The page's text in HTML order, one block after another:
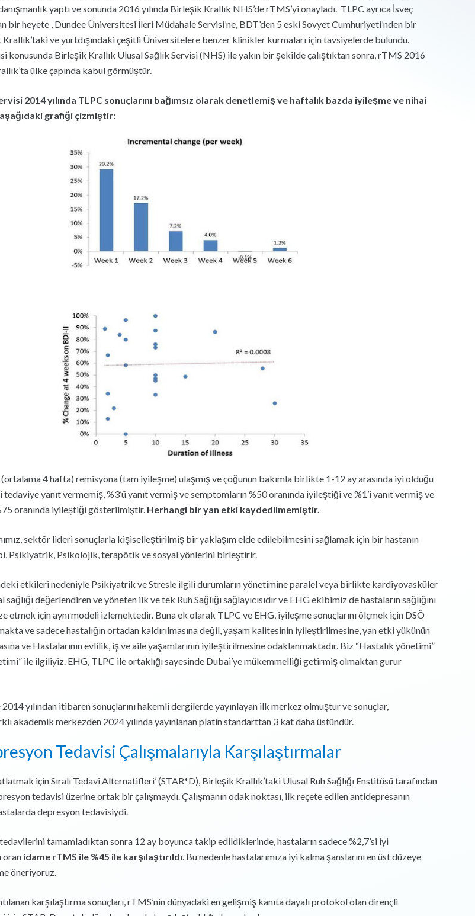
yaptı ve sonunda 2016 yılında Birleşik Krallık NHS’de rTMS’yi onayladı. TLPC ayrıca İsveç
bir heyete , Dundee Üniversitesi İleri Müdahale Servisi’ne, BDT’den 5 eski Sovyet Cumhuriyeti’nden bir
ve yurtdışındaki çeşitli Üniversitelere benzer klinikler kurmaları için tavsiyelerde bulundu.
konusunda Birleşik Krallık Ulusal Sağlık Servisi (NHS) ile yakın bir şekilde çalıştıktan sonra, rTMS 2016
ülke çapında kabul görmüştür.
2014 yılında TLPC sonuçlarını bağımsız olarak denetlemiş ve haftalık bazda iyileşme ve nihai
grafiği çizmiştir:
4 hafta) remisyona (tam iyileşme) ulaşmış ve çoğunun bakımla birlikte 1-12 ay arasında iyi olduğu
yanıt vermemiş, %3’ü yanıt vermiş ve semptomların %50 oranında iyileştiği ve %1’i yanıt vermiş ve
oranında iyileştiği gösterilmiştir. Herhangi bir yan etki kaydedilmemiştir.
sektör lideri sonuçlarla kişiselleştirilmiş bir yaklaşım elde edilebilmesini sağlamak için bir hastanın
Psikiyatrik, Psikolojik, terapötik ve sosyal yönlerini birleştirir.
etkileri nedeniyle Psikiyatrik ve Stresle ilgili durumların yönetimine paralel veya birlikte kardiyovasküler
sağlığı değerlendiren ve yöneten ilk ve tek Ruh Sağlığı sağlayıcısıdır ve EHG ekibimiz de hastaların sağlığını
etmek için aynı modeli izlemektedir. Buna ek olarak TLPC ve EHG, iyileşme sonuçlarını ölçmek için DSÖ
ve sadece hastalığın ortadan kaldırılmasına değil, yaşam kalitesinin iyileştirilmesine, yan etki yükünün
ve Hastalarının evlilik, iş ve aile yaşamlarının iyileştirilmesine odaklanmaktadır. Biz “Hastalık yönetimi”
ile ilgiliyiz. EHG, TLPC ile ortaklığı sayesinde Dubai’ye mükemmelliği getirmiş olmaktan gurur
2014 yılından itibaren sonuçlarını hakemli dergilerde yayınlayan ilk merkez olmuştur ve sonuçlar,
akademik merkezden 2024 yılında yayınlanan platin standarttan 3 kat daha üstündür.
Tedavisi Çalışmalarıyla Karşılaştırmalar
için Sıralı Tedavi Alternatifleri’ (STAR*D), Birleşik Krallık’taki Ulusal Ruh Sağlığı Enstitüsü tarafından
tedavisi üzerine ortak bir çalışmaydı. Çalışmanın odak noktası, ilk reçete edilen antidepresanın
depresyon tedavisiydi.
tamamladıktan sonra 12 ay boyunca takip edildiklerinde, hastaların sadece %2,7’si iyi
oran idame rTMS ile %45 ile karşılaştırıldı . Bu nedenle hastalarımıza iyi kalma şanslarını en üst düzeye
öneriyoruz.
karşılaştırma sonuçları, rTMS’nin dünyadaki en gelişmiş kanıta dayalı protokol olan dirençli